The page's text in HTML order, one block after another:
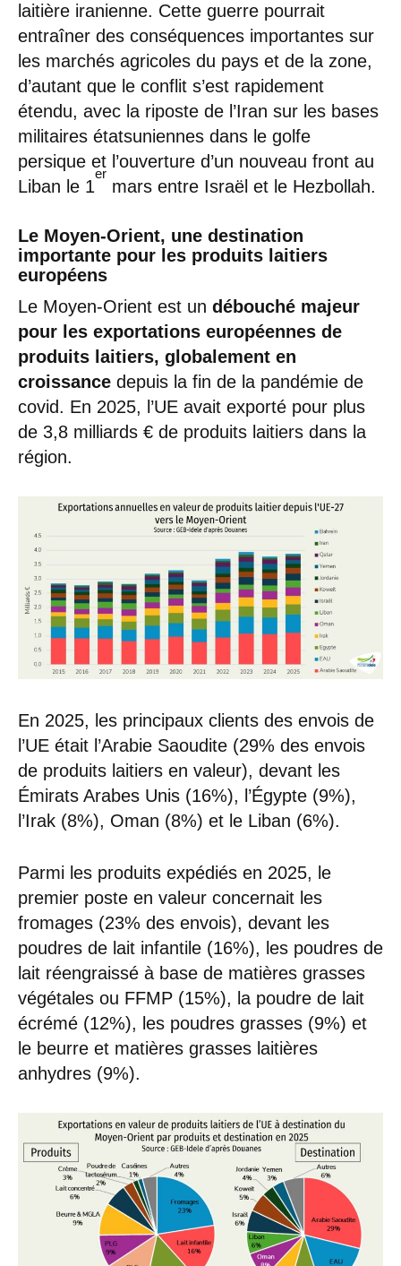
laitière iranienne. Cette guerre pourrait
entraîner des conséquences importantes sur
les marchés agricoles du pays et de la zone,
d’autant que le conflit s’est rapidement
étendu, avec la riposte de l’Iran sur les bases
militaires étatsuniennes dans le golfe
persique et l’ouverture d’un nouveau front au
Liban le 1
er
mars entre Israël et le Hezbollah.
Le Moyen-Orient, une destination
importante pour les produits laitiers
européens
Le Moyen-Orient est un débouché majeur
pour les exportations européennes de
produits laitiers, globalement en
croissance depuis la fin de la pandémie de
covid. En 2025, l’UE avait exporté pour plus
de 3,8 milliards € de produits laitiers dans la
région.
En 2025, les principaux clients des envois de
l’UE était l’Arabie Saoudite (29% des envois
de produits laitiers en valeur), devant les
Émirats Arabes Unis (16%), l’Égypte (9%),
l’Irak (8%), Oman (8%) et le Liban (6%).
Parmi les produits expédiés en 2025, le
premier poste en valeur concernait les
fromages (23% des envois), devant les
poudres de lait infantile (16%), les poudres de
lait réengraissé à base de matières grasses
végétales ou FFMP (15%), la poudre de lait
écrémé (12%), les poudres grasses (9%) et
le beurre et matières grasses laitières
anhydres (9%).